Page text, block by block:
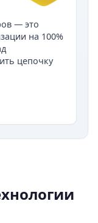
— это
на 100%
цепочку